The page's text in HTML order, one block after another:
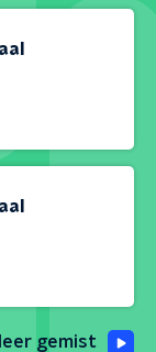
gemist